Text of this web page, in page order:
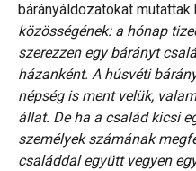
bárányáldozatokat mutattak
közösségének: a hónap
szerezzen egy bárányt
házanként. A húsvéti
népség is ment velük,
állat. De ha a család kicsi
személyek számának
családdal együtt vegyen